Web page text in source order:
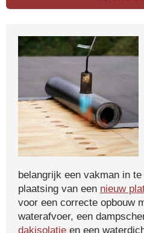
belangrijk een vakman in
plaatsing van een nieuw
voor een correcte opbouw
waterafvoer, een
dakisolatie en een